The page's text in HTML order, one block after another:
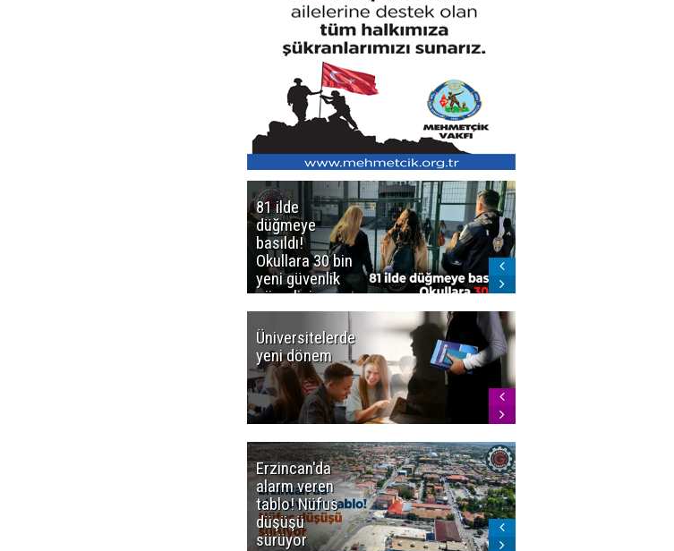
81 ilde
düğmeye
basıldı!
Okullara 30 bin
yeni güvenlik
görevlisi
Üniversitelerde
yeni dönem
Erzincan'da
alarm veren
tablo! Nüfus
düşüşü
sürüyor